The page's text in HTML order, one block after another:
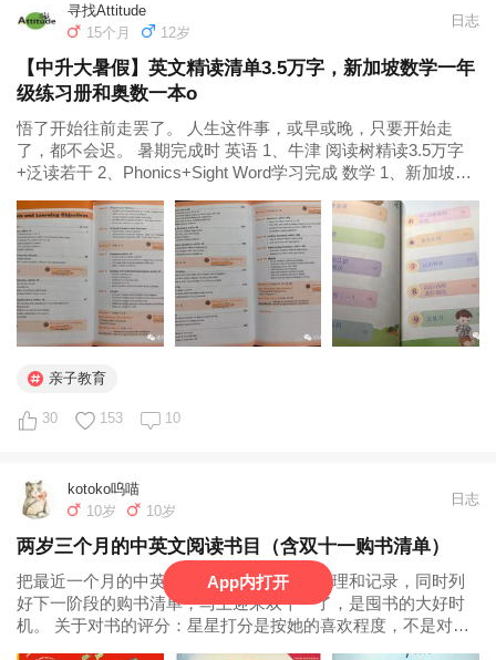
寻找Attitude
15个月
12岁
日志
【中升大暑假】英文精读清单3.5万字，新加坡数学一年
级练习册和奥数一本o
悟了开始往前走罢了。 人生这件事，或早或晚，只要开始走
了，都不会迟。 暑期完成时 英语 1、牛津 阅读树精读3.5万字
+泛读若干 2、Phonics+Sight Word学习完成 数学 1、新加坡数
数（二年级）50% 其他 1、乐高科技...
亲子教育
30 153 10
kotoko呜喵
10岁
10岁
日志
两岁三个月的中英文阅读书目（含双十一购书清单）
把最近一个月的中英文亲子阅读书目作一梳理和记录，同时列
好下一阶段的购书清单，马上迎来双十一了，是囤书的大好时
机。 关于对书的评分：星星打分是按她的喜欢程度，不是对书
App内打开